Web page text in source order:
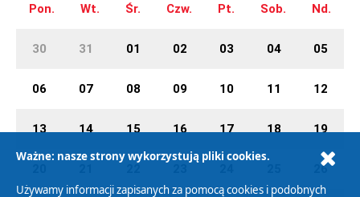
Pon. Wt. Śr. Czw. Pt. Sob. Nd.
30 31 01 02 03 04 05
06 07 08 09 10 11 12
13 14 15 16 17 18 19
26
Ważne: nasze strony wykorzystują pliki cookies.
Używamy informacji zapisanych za pomocą cookies i podobnych